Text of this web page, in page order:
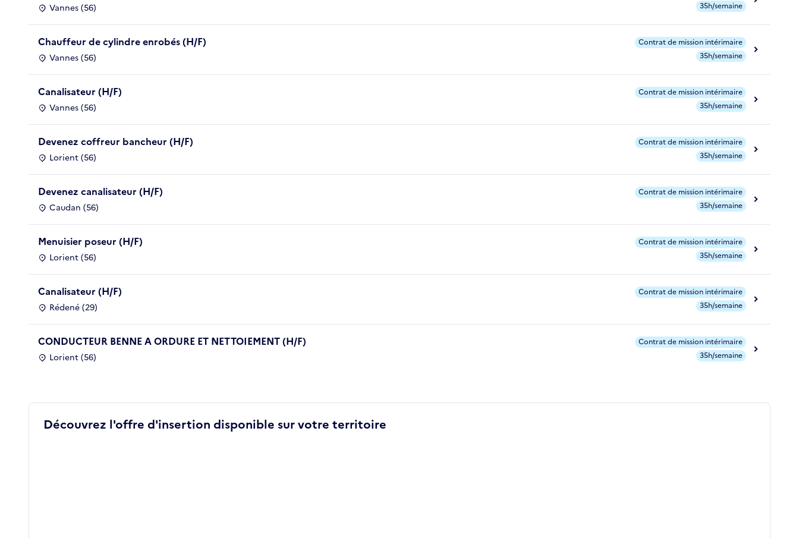
Vannes (56)
35h/semaine
Chauffeur de cylindre enrobés (H/F)
Vannes (56)
Contrat de mission intérimaire
35h/semaine
Canalisateur (H/F)
Vannes (56)
Contrat de mission intérimaire
35h/semaine
Devenez coffreur bancheur (H/F)
Lorient (56)
Contrat de mission intérimaire
35h/semaine
Devenez canalisateur (H/F)
Caudan (56)
Contrat de mission intérimaire
35h/semaine
Menuisier poseur (H/F)
Lorient (56)
Contrat de mission intérimaire
35h/semaine
Canalisateur (H/F)
Rédené (29)
Contrat de mission intérimaire
35h/semaine
CONDUCTEUR BENNE A ORDURE ET NETTOIEMENT (H/F)
Lorient (56)
Contrat de mission intérimaire
35h/semaine
Découvrez l'offre d'insertion disponible sur votre territoire